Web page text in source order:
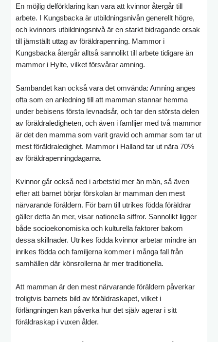
En möjlig delförklaring kan vara att kvinnor återgår till
arbete. I Kungsbacka är utbildningsnivån generellt högre,
och kvinnors utbildningsnivå är en starkt bidragande orsak
till jämställt uttag av föräldrapenning. Mammor i
Kungsbacka återgår alltså sannolikt till arbete tidigare än
mammor i Hylte, vilket försvårar amning.
Sambandet kan också vara det omvända: Amning anges
ofta som en anledning till att mamman stannar hemma
under bebisens första levnadsår, och tar den största delen
av föräldraledigheten, och även i famlijer med två mammor
är det den mamma som varit gravid och ammar som tar ut
mest föräldraledighet. Mammor i Halland tar ut nära 70%
av föräldrapenningdagarna.
Kvinnor går också ned i arbetstid mer än män, så även
efter att barnet börjar förskolan är mamman den mest
närvarande föräldern. För barn till utrikes födda föräldrar
gäller detta än mer, visar nationella siffror. Sannolikt ligger
både socioekonomiska och kulturella faktorer bakom
dessa skillnader. Utrikes födda kvinnor arbetar mindre än
inrikes födda och familjerna kommer i många fall från
samhällen där könsrollerna är mer traditionella.
Att mamman är den mest närvarande föräldern påverkar
troligtvis barnets bild av föräldraskapet, vilket i
förlängningen kan påverka hur det själv agerar i sitt
föräldraskap i vuxen ålder.